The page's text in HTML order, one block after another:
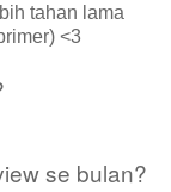
tahan lama
<3
se bulan?